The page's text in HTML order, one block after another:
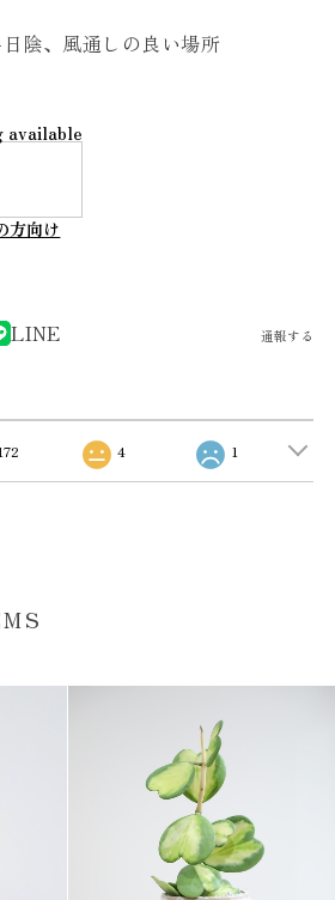
陰、風通しの良い場所
available
方向け
LINE 通報する
4 1